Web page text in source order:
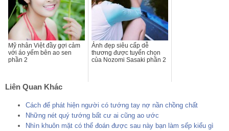
Mỹ nhân Việt đầy gợi cảm
với áo yếm bên ao sen
phần 2
Ảnh đẹp siêu cấp dễ
thương được tuyển chọn
của Nozomi Sasaki phần 2
Liên Quan Khác
Cách để phát hiện người có tướng tay nợ nần chồng chất
Những nét quý tướng bất cư ai cũng ao ước
Nhìn khuôn mặt có thể đoán được sau này bạn làm sếp kiểu gì